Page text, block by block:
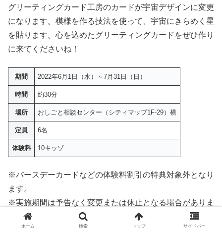
グリーティングカード工房のカードが宇宙デザインに変更
になります。模様を作る技法を使って、宇宙にきらめく星
を貼ります。心を込めたグリーティングカードをぜひ作り
に来てくださいね！
期間 2022年6月1日（水）～7月31日（日）
時間 約30分
場所 おしごと相談センター（シティマップ1F-29）横
定員 6名
体験料 10キッゾ
※バースデーカードなどの体験料割引の特典対象外となり
ます。
※実施期間は予告なく変更または休止となる場合がありま
す。
ホーム 検索 トップ サイドバー